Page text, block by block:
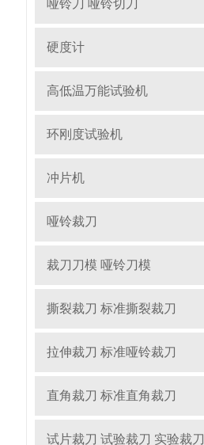
哑铃刀 哑铃切刀
硬度计
高低温万能试验机
环刚度试验机
冲片机
哑铃裁刀
裁刀刀模 哑铃刀模
撕裂裁刀 标准撕裂裁刀
拉伸裁刀 标准哑铃裁刀
直角裁刀 标准直角裁刀
试片裁刀 试验裁刀 实验裁刀